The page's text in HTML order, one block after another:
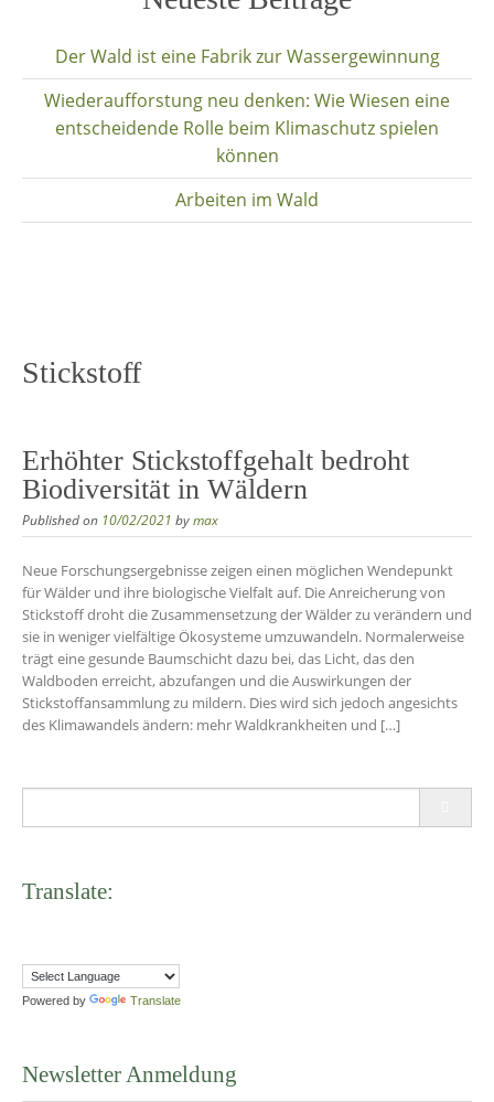
Der Wald ist eine Fabrik zur Wassergewinnung
Wiederaufforstung neu denken: Wie Wiesen eine
entscheidende Rolle beim Klimaschutz spielen
können
Arbeiten im Wald
Stickstoff
Erhöhter Stickstoffgehalt bedroht
Biodiversität in Wäldern
Published on 10/02/2021 bymax
Neue Forschungsergebnisse zeigen einen möglichen Wendepunkt
für Wälder und ihre biologische Vielfalt auf. Die Anreicherung von
Stickstoff droht die Zusammensetzung der Wälder zu verändern und
sie in weniger vielfältige Ökosysteme umzuwandeln. Normalerweise
trägt eine gesunde Baumschicht dazu bei, das Licht, das den
Waldboden erreicht, abzufangen und die Auswirkungen der
Stickstoffansammlung zu mildern. Dies wird sich jedoch angesichts
des Klimawandels ändern: mehr Waldkrankheiten und […]
Translate:
Powered by Translate
Newsletter Anmeldung